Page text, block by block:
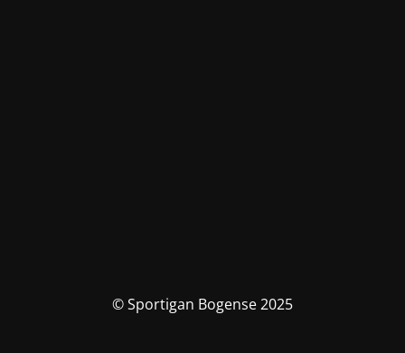
© Sportigan Bogense 2025